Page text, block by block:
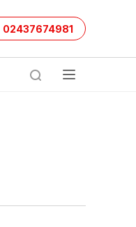
02437674981